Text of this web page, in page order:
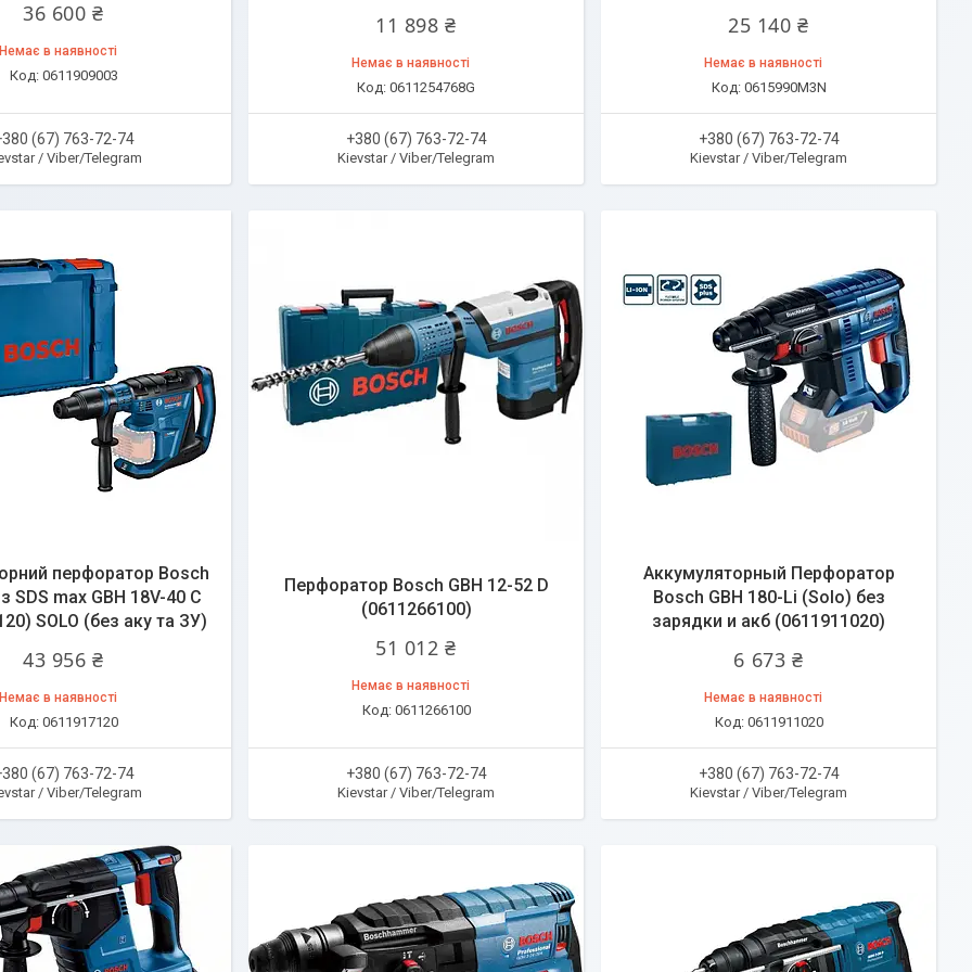
36 600 ₴
Немає в наявності
0611909003
(67) 763-72-74
/ Viber/Telegram
11 898 ₴
Немає в наявності
0611254768G
+380 (67) 763-72-74
Kievstar / Viber/Telegram
25 140 ₴
Немає в наявності
0615990M3N
+380 (67) 763-72-74
Kievstar / Viber/Telegram
перфоратор Bosch
SDS max GBH 18V-40 C
SOLO (без аку та ЗУ)
43 956 ₴
Немає в наявності
0611917120
(67) 763-72-74
/ Viber/Telegram
Перфоратор Bosch GBH 12-52 D
(0611266100)
51 012 ₴
Немає в наявності
0611266100
+380 (67) 763-72-74
Kievstar / Viber/Telegram
Аккумуляторный Перфоратор
Bosch GBH 180-Li (Solo) без
зарядки и акб (0611911020)
6 673 ₴
Немає в наявності
0611911020
+380 (67) 763-72-74
Kievstar / Viber/Telegram